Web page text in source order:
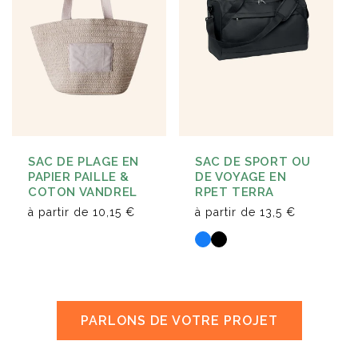
SAC DE PLAGE EN
PAPIER PAILLE &
COTON VANDREL
à partir de 10,15 €
SAC DE SPORT OU
DE VOYAGE EN
RPET TERRA
à partir de 13,5 €
PARLONS DE VOTRE PROJET